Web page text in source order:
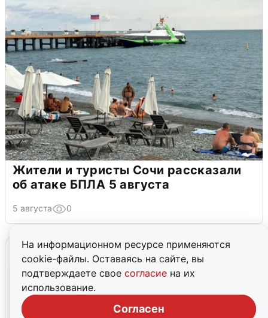
На информационном ресурсе применяются
cookie-файлы. Оставаясь на сайте, вы
подтверждаете свое согласие на их
использование.
Согласен
Жители и туристы Сочи рассказали
об атаке БПЛА 5 августа
5 августа 0